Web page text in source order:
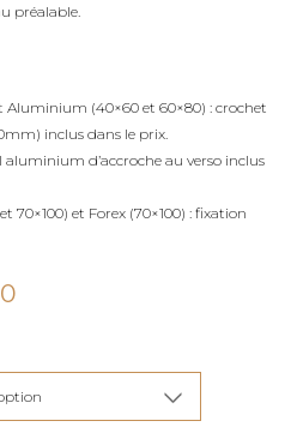
préalable.
Aluminium (40×60 et 60×80) : crochet
inclus dans le prix.
d’accroche au verso inclus
70×100) et Forex (70×100) : fixation
prix :
€115,00